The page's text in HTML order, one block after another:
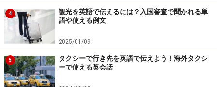
4
観光を英語で伝えるには？入国審査で聞かれる単
語や使える例文
2025/01/09
5
タクシーで行き先を英語で伝えよう！海外タクシ
ーで使える英会話